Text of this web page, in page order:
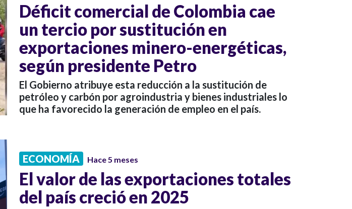
Déficit comercial de Colombia cae
un tercio por sustitución en
exportaciones minero-energéticas,
según presidente Petro
El Gobierno atribuye esta reducción a la sustitución de
petróleo y carbón por agroindustria y bienes industriales lo
que ha favorecido la generación de empleo en el país.
ECONOMÍA Hace 5 meses
El valor de las exportaciones totales
del país creció en 2025